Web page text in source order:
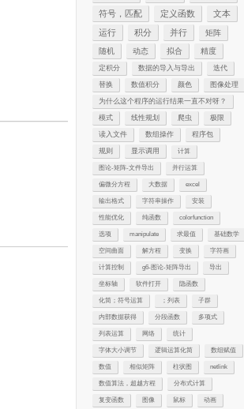
符号，匹配
定义函数
文本
运行
积分 并行 矩阵
随机 动态 拟合 精度
定积分 数据的导入与导出 迭代
替换 数值积分 颜色 图像处理
为什么这个程序的运行结果一直不对呀？
模式 线性规划 爬虫 极限
读入文件 数组操作 程序包
规则 显示调用 计算
图论-矩阵-文件导出 并行运算
偏微分方程 大数据 excel
输出格式 字符串操作 安装
性能优化 纯函数 colorfunction
选项 manipulate 求最值 基础数学
空间曲面 解方程 变换 字符画
计算控制 g6-图论-矩阵导出 导出
坐标轴 软件打开 隐函数
化简；符号运算 ；列表 子群
内部数据获得 分段函数 多项式
列表运算 网络 统计
字体大小调节 逻辑运算化简 数组赋值
数值 相似矩阵 柱状图 netlink
数值算法，超越方程 分布式计算
复变函数 图像 鼠标 动画